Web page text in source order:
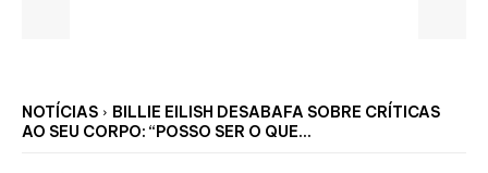
NOTÍCIAS
BILLIE EILISH DESABAFA SOBRE CRÍTICAS
AO SEU CORPO: “POSSO SER O QUE...